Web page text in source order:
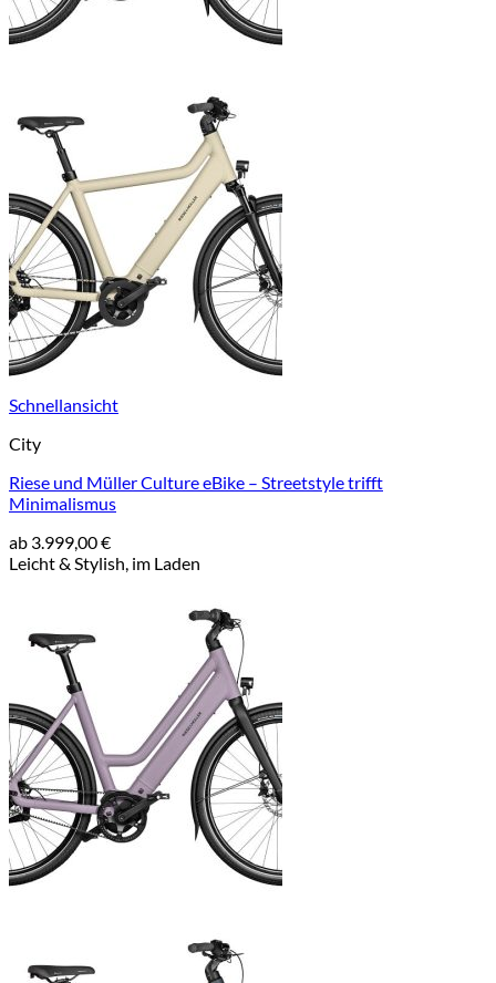
Schnellansicht
City
Riese und Müller Culture eBike – Streetstyle trifft
Minimalismus
ab 3.999,00€
Leicht & Stylish, im Laden